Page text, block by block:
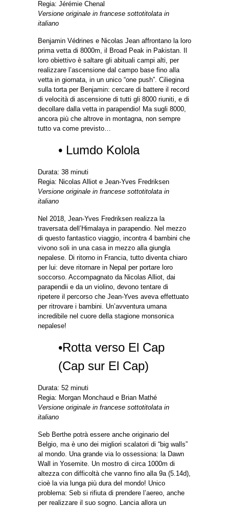
Regia: Jérémie Chenal
Versione originale in francese sottotitolata in
italiano
Benjamin Védrines e Nicolas Jean affrontano la loro
prima vetta di 8000m, il Broad Peak in Pakistan. Il
loro obiettivo è saltare gli abituali campi alti, per
realizzare l’ascensione dal campo base fino alla
vetta in giornata, in un unico “one push”. Ciliegina
sulla torta per Benjamin: cercare di battere il record
di velocità di ascensione di tutti gli 8000 riuniti, e di
decollare dalla vetta in parapendio! Ma sugli 8000,
ancora più che altrove in montagna, non sempre
tutto va come previsto…
• Lumdo Kolola
Durata: 38 minuti
Regia: Nicolas Alliot e Jean-Yves Fredriksen
Versione originale in francese sottotitolata in
italiano
Nel 2018, Jean-Yves Fredriksen realizza la
traversata dell’Himalaya in parapendio. Nel mezzo
di questo fantastico viaggio, incontra 4 bambini che
vivono soli in una casa in mezzo alla giungla
nepalese. Di ritorno in Francia, tutto diventa chiaro
per lui: deve ritornare in Nepal per portare loro
soccorso. Accompagnato da Nicolas Alliot, dai
parapendii e da un violino, devono tentare di
ripetere il percorso che Jean-Yves aveva effettuato
per ritrovare i bambini. Un’avventura umana
incredibile nel cuore della stagione monsonica
nepalese!
•Rotta verso El Cap
(Cap sur El Cap)
Durata: 52 minuti
Regia: Morgan Monchaud e Brian Mathé
Versione originale in francese sottotitolata in
italiano
Seb Berthe potrà essere anche originario del
Belgio, ma è uno dei migliori scalatori di “big walls”
al mondo. Una grande via lo ossessiona: la Dawn
Wall in Yosemite. Un mostro di circa 1000m di
altezza con difficoltà che vanno fino alla 9a (5.14d),
cioè la via lunga più dura del mondo! Unico
problema: Seb si rifiuta di prendere l’aereo, anche
per realizzare il suo sogno. Lancia allora un